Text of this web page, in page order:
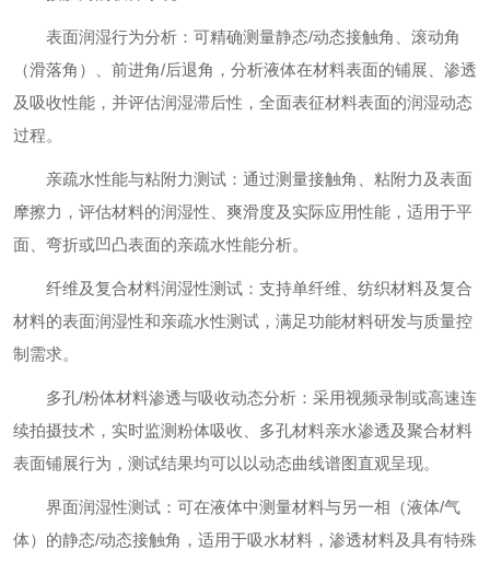
表面润湿行为分析：可精确测量静态/动态接触角、滚动角
（滑落角）、前进角/后退角，分析液体在材料表面的铺展、渗透
及吸收性能，并评估润湿滞后性，全面表征材料表面的润湿动态
过程。
亲疏水性能与粘附力测试：通过测量接触角、粘附力及表面
摩擦力，评估材料的润湿性、爽滑度及实际应用性能，适用于平
面、弯折或凹凸表面的亲疏水性能分析。
纤维及复合材料润湿性测试：支持单纤维、纺织材料及复合
材料的表面润湿性和亲疏水性测试，满足功能材料研发与质量控
制需求。
多孔/粉体材料渗透与吸收动态分析：采用视频录制或高速连
续拍摄技术，实时监测粉体吸收、多孔材料亲水渗透及聚合材料
表面铺展行为，测试结果均可以以动态曲线谱图直观呈现。
界面润湿性测试：可在液体中测量材料与另一相（液体/气
体）的静态/动态接触角，适用于吸水材料，渗透材料及具有特殊